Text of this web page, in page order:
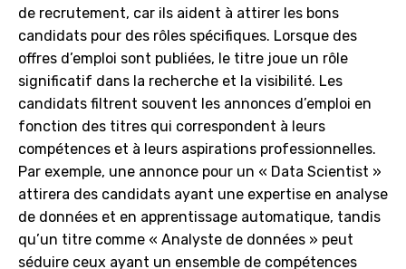
de recrutement, car ils aident à attirer les bons
candidats pour des rôles spécifiques. Lorsque des
offres d’emploi sont publiées, le titre joue un rôle
significatif dans la recherche et la visibilité. Les
candidats filtrent souvent les annonces d’emploi en
fonction des titres qui correspondent à leurs
compétences et à leurs aspirations professionnelles.
Par exemple, une annonce pour un « Data Scientist »
attirera des candidats ayant une expertise en analyse
de données et en apprentissage automatique, tandis
qu’un titre comme « Analyste de données » peut
séduire ceux ayant un ensemble de compétences